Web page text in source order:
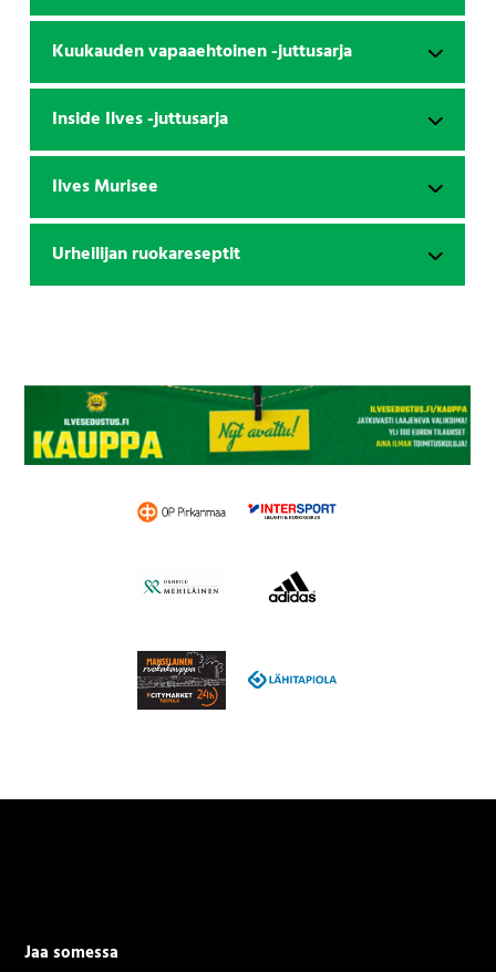
Kuukauden vapaaehtoinen -juttusarja
Inside Ilves -juttusarja
Ilves Murisee
Urheilijan ruokareseptit
Jaa somessa